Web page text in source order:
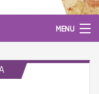
MENU